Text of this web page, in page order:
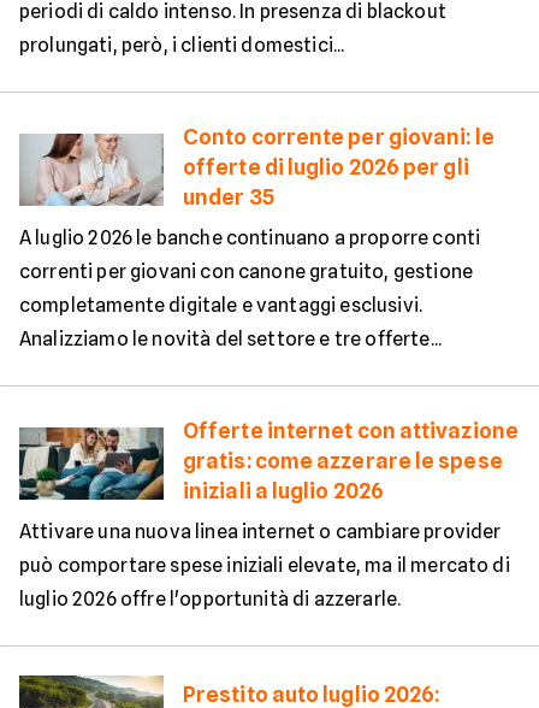
periodi di caldo intenso. In presenza di blackout
prolungati, però, i clienti domestici...
Conto corrente per giovani: le
offerte di luglio 2026 per gli
under 35
A luglio 2026 le banche continuano a proporre conti
correnti per giovani con canone gratuito, gestione
completamente digitale e vantaggi esclusivi.
Analizziamo le novità del settore e tre offerte...
Offerte internet con attivazione
gratis: come azzerare le spese
iniziali a luglio 2026
Attivare una nuova linea internet o cambiare provider
può comportare spese iniziali elevate, ma il mercato di
luglio 2026 offre l'opportunità di azzerarle.
Prestito auto luglio 2026: